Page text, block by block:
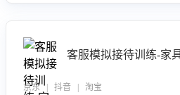
客服模拟接待训练-家
京东 | 抖音 | 淘宝